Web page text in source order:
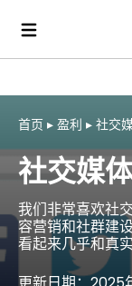
首页 ▸ 盈利 ▸ 社交
社交媒
我们非常喜欢社
容营销和社群建
看起来几乎和真